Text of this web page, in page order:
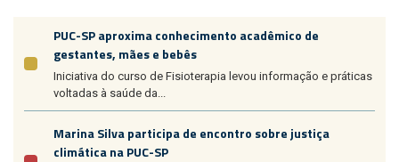
PUC-SP aproxima conhecimento acadêmico de
gestantes, mães e bebês
Iniciativa do curso de Fisioterapia levou informação e práticas
voltadas à saúde da...
Marina Silva participa de encontro sobre justiça
climática na PUC-SP